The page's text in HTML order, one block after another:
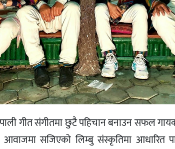
गीत संगीतमा छुटै पहिचान बनाउन सफल
सजिएको लिम्बु संस्कृतिमा आधारित